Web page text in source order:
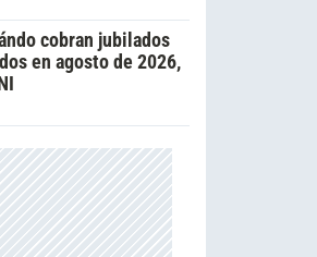
cobran jubilados
en agosto de 2026,